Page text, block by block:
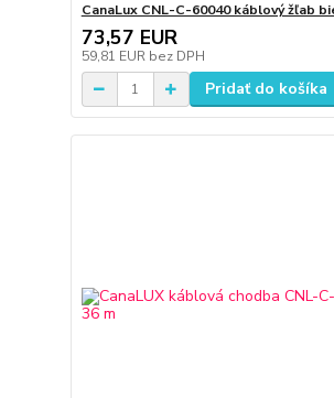
CanaLux CNL-C-60040 káblový žľab
73,57 EUR
59,81 EUR bez DPH
Pridať do košíka